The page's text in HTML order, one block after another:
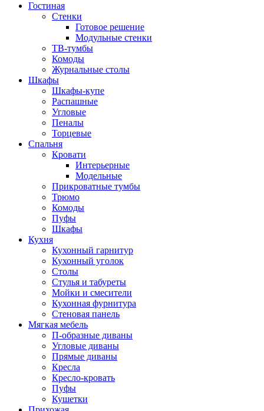
Гостиная
Стенки
Готовое решение
Модульные стенки
ТВ-тумбы
Комоды
Журнальные столы
Шкафы
Шкафы-купе
Распашные
Угловые
Пеналы
Торцевые
Спальня
Кровати
Интерьерные
Модельные
Прикроватные тумбы
Трюмо
Комоды
Пуфы
Шкафы
Кухня
Кухонный гарнитур
Кухонный уголок
Столы
Стулья и табуреты
Мойки и смесители
Кухонная фурнитура
Стеновая панель
Мягкая мебель
П-образные диваны
Угловые диваны
Прямые диваны
Кресла
Кресло-кровать
Пуфы
Кушетки